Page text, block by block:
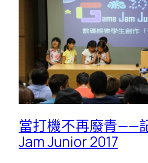
當打機不再廢青——
Jam Junior 2017